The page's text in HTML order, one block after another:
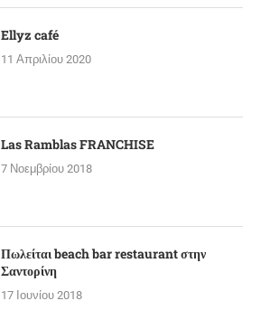
Ellyz café
11 Απριλίου 2020
Las Ramblas FRANCHISE
7 Νοεμβρίου 2018
Πωλείται beach bar restaurant στην
Σαντορίνη
17 Ιουνίου 2018